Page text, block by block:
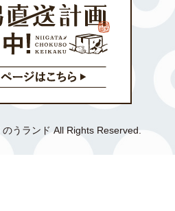
うランド All Rights Reserved.